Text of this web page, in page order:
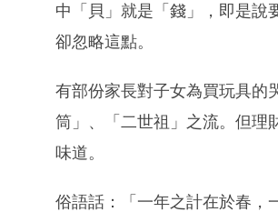
中「貝」就是「錢」，即是說
卻忽略這點。
有部份家長對子女為買玩具的
筒」、「二世祖」之流。但理
味道。
俗語話：「一年之計在於春，